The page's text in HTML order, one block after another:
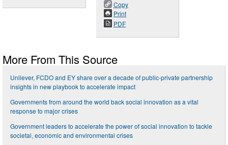
Copy
Print
PDF
More From This Source
Unilever, FCDO and EY share over a decade of public-private partnership
insights in new playbook to accelerate impact
Governments from around the world back social innovation as a vital
response to major crises
Government leaders to accelerate the power of social innovation to tackle
societal, economic and environmental crises